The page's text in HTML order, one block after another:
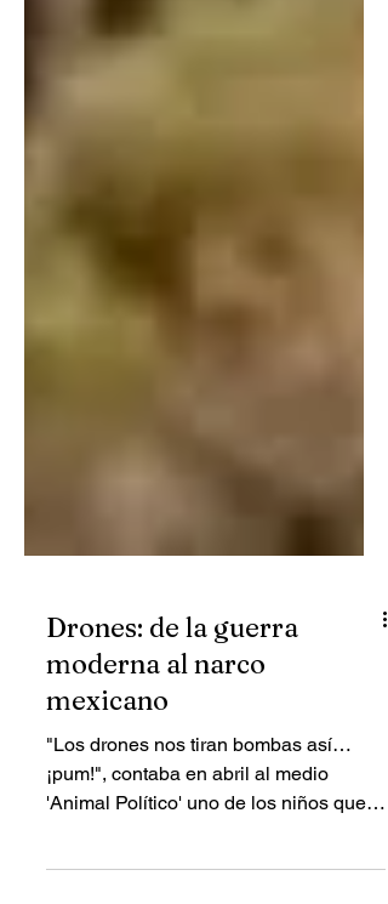
Drones: de la guerra
mexicano
"Los drones nos tiran bombas así…
'Animal Político' uno de los niños que